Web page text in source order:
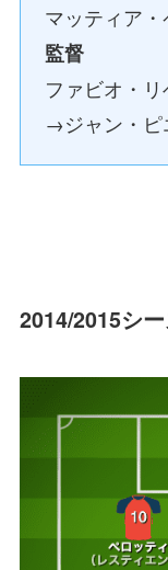
マッティア・
監督
ファビオ・リ
→ジャン・ピ
2014/2015シ